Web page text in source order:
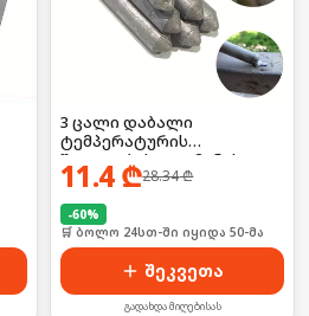
3 ცალი დაბალი
ტემპერატურის
შედუღების ალუმინის
წნელი, გამოიყენება
და ხვრელების
ამოსავსებად
11.4₾28.34₾
-60%
🛒 ბოლო 24სთ-ში იყიდა 50-მა
შეკვეთა
გადახდა მიღებისას